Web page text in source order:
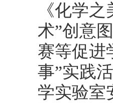
《化学
术”创意
赛等促进
事”实践
学实验室